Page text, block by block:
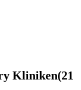
Kliniken(21